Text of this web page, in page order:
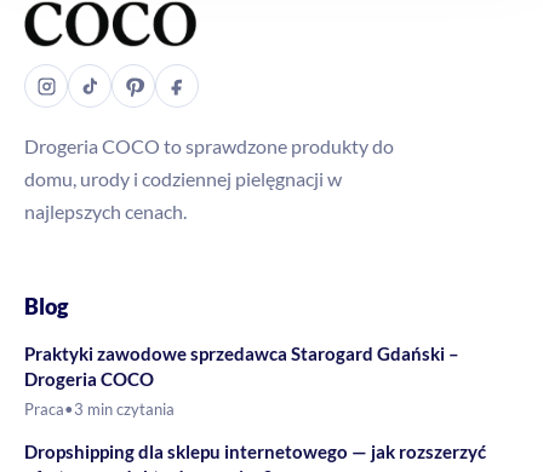
Drogeria COCO to sprawdzone produkty do
domu, urody i codziennej pielęgnacji w
najlepszych cenach.
Blog
Praktyki zawodowe sprzedawca Starogard Gdański –
Drogeria COCO
Praca•3 min czytania
Dropshipping dla sklepu internetowego — jak rozszerzyć